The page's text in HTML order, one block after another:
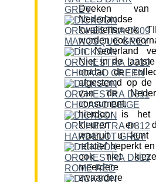
Doeken
Nederlandse
kwaliteitsmerk
worden ook
in Nederland
Niet in de
omdat de
afgestemd op de
van de
consument.
hierdoor is het
kleuren en
waaruit u kunt
relatief beperkt
ook niet
meerdere